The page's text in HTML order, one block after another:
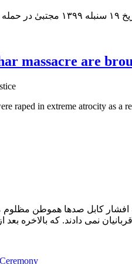
massacre are
raped in extreme atrocity as
های هشت ثوری بر منطقه افشار
قربانیان نمی دادند. که بالاخره